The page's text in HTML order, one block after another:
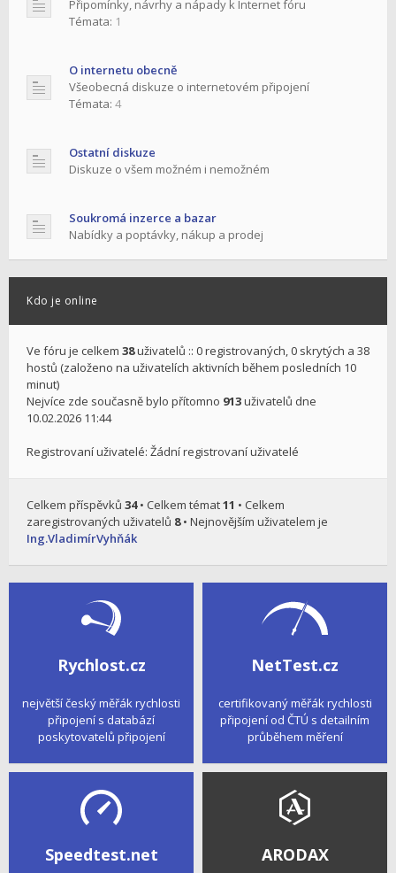
Připomínky, návrhy a nápady k Internet fóru
Témata: 1
O internetu obecně
Všeobecná diskuze o internetovém připojení
Témata: 4
Ostatní diskuze
Diskuze o všem možném i nemožném
Soukromá inzerce a bazar
Nabídky a poptávky, nákup a prodej
Kdo je online
Ve fóru je celkem 38uživatelů :: 0 registrovaných, 0 skrytých a 38
hostů (založeno na uživatelích aktivních během posledních 10
minut)
Nejvíce zde současně bylo přítomno 913uživatelů dne
10.02.2026 11:44
Registrovaní uživatelé: Žádní registrovaní uživatelé
Celkem příspěvků 34• Celkem témat11 • Celkem
zaregistrovaných uživatelů 8• Nejnovějším uživatelem je
Ing.VladimírVyhňák
Rychlost.cz
největší český měřák rychlosti
připojení s databází
poskytovatelů připojení
NetTest.cz
certifikovaný měřák rychlosti
připojení od ČTÚ s detailním
průběhem měření
Speedtest.net ARODAX